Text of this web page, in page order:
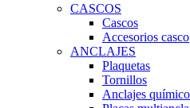
CASCOS
Cascos
Accesorios casco
ANCLAJES
Plaquetas
Tornillos
Anclajes